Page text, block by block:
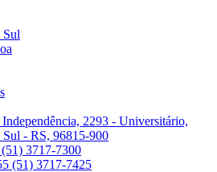
Sul
2293 - Universitário,
Sul - RS, 96815-900
3717-7300
(51) 3717-7425